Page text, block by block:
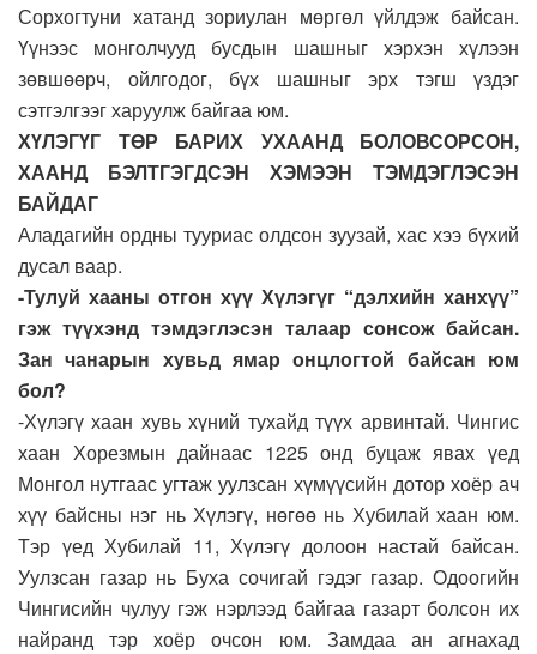
Сорхогтуни хатанд зориулан мөргөл үйлдэж байсан.
Үүнээс монголчууд бусдын шашныг хэрхэн хүлээн
зөвшөөрч, ойлгодог, бүх шашныг эрх тэгш үздэг
сэтгэлгээг харуулж байгаа юм.
ХҮЛЭГҮГ ТӨР БАРИХ УХААНД БОЛОВСОРСОН,
ХААНД БЭЛТГЭГДСЭН ХЭМЭЭН ТЭМДЭГЛЭСЭН
БАЙДАГ
Аладагийн ордны тууриас олдсон зуузай, хас хээ бүхий
дусал ваар.
-Тулуй хааны отгон хүү Хүлэгүг “дэлхийн ханхүү”
гэж түүхэнд тэмдэглэсэн талаар сонсож байсан.
Зан чанарын хувьд ямар онцлогтой байсан юм
бол?
-Хүлэгү хаан хувь хүний тухайд түүх арвинтай. Чингис
хаан Хорезмын дайнаас 1225 онд буцаж явах үед
Монгол нутгаас угтаж уулзсан хүмүүсийн дотор хоёр ач
хүү байсны нэг нь Хүлэгү, нөгөө нь Хубилай хаан юм.
Тэр үед Хубилай 11, Хүлэгү долоон настай байсан.
Уулзсан газар нь Буха сочигай гэдэг газар. Одоогийн
Чингисийн чулуу гэж нэрлээд байгаа газарт болсон их
найранд тэр хоёр очсон юм. Замдаа ан агнахад